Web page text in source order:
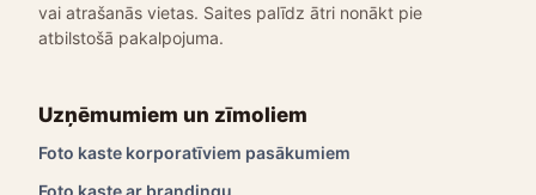
vai atrašanās vietas. Saites palīdz ātri nonākt pie
atbilstošā pakalpojuma.
Uzņēmumiem un zīmoliem
Foto kaste korporatīviem pasākumiem
Foto kaste ar brandingu